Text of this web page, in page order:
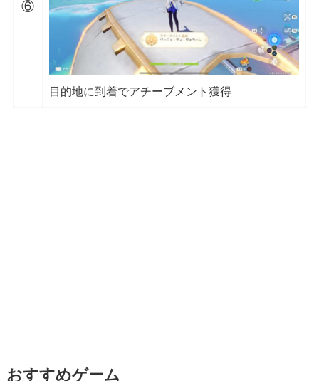
⑥
目的地に到着でアチーブメント獲得
おすすめゲーム